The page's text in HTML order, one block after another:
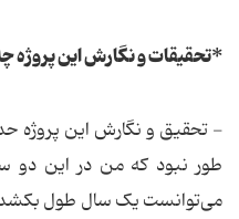
*تحقیقات و نگارش این پروژه
- تحقیق و نگارش این پروژه
طور نبود که من در این دو
می‌توانست یک سال طول بکشد،